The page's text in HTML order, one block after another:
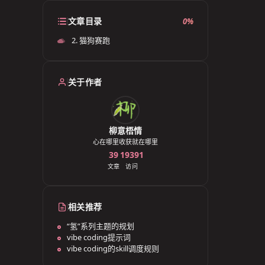
文章目录
0%
2. ​猫狗赛跑​
关于作者
柳意梧情
心在哪里收获就在哪里
39
文章
19391
访问
相关推荐
“氢”系列主题的规划
vibe coding提示词
vibe coding的skill调度规则